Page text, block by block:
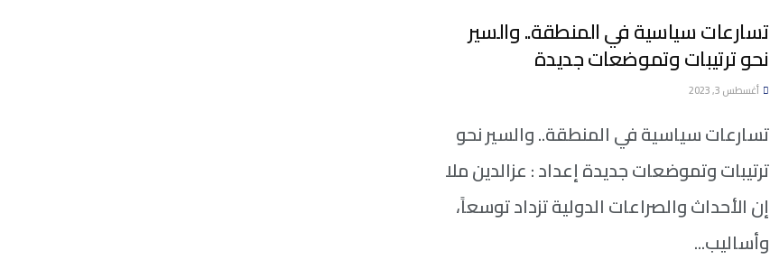
تسارعات سياسية في المنطقة.. والسير
نحو ترتيبات وتموضعات جديدة
أغسطس 3, 2023
تسارعات سياسية في المنطقة.. والسير نحو
ترتيبات وتموضعات جديدة إعداد : عزالدين ملا
إن الأحداث والصراعات الدولية تزداد توسعاً،
وأساليب...